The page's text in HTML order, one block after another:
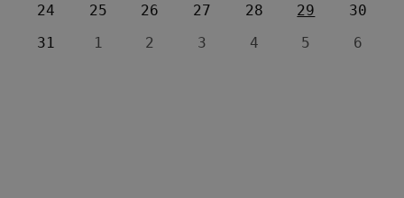
24
25 26 27 28 29
30
31
1 2 3 4 5 6